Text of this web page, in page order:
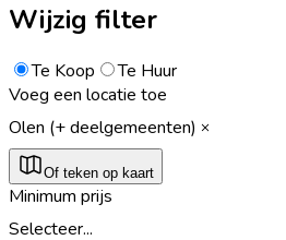
Wijzig filter
Te Koop
Te Huur
Voeg een locatie toe
Olen (+ deelgemeenten)
Of teken op kaart
Minimum prijs
Selecteer...